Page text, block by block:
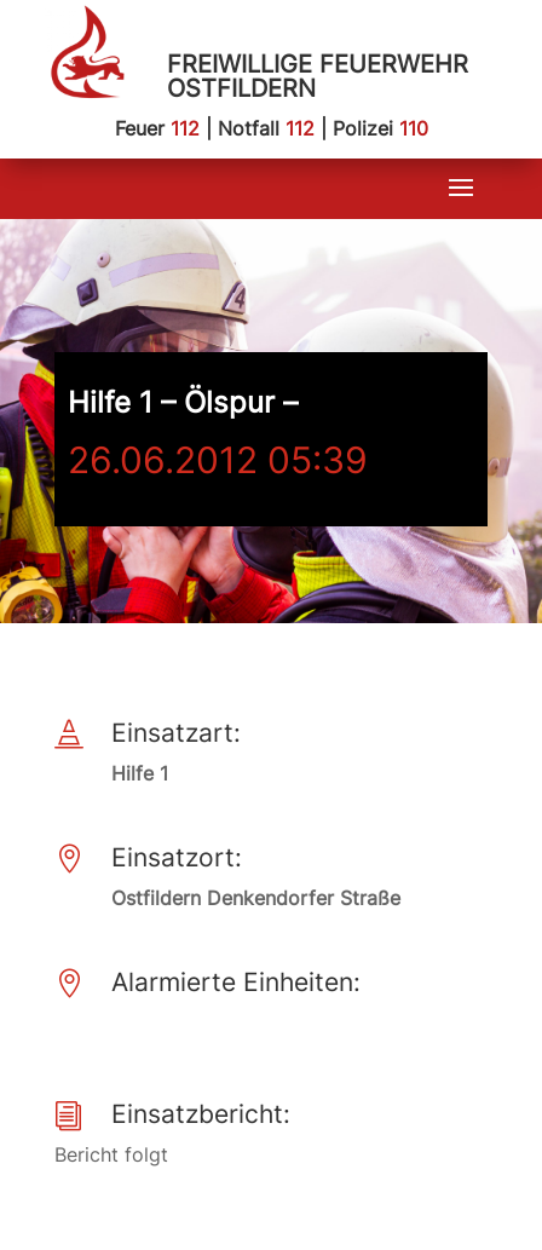
FREIWILLIGE FEUERWEHR
OSTFILDERN
Feuer 112| Notfall 112| Polizei 110
Hilfe 1 – Ölspur –
26.06.2012 05:39
 Einsatzart:
Hilfe 1
 Einsatzort:
Ostfildern Denkendorfer Straße
 Alarmierte Einheiten:
i Einsatzbericht:
Bericht folgt